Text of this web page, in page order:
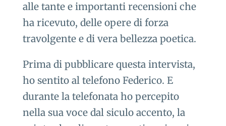
alle tante e importanti recensioni che
ha ricevuto, delle opere di forza
travolgente e di vera bellezza poetica.
Prima di pubblicare questa intervista,
ho sentito al telefono Federico. E
durante la telefonata ho percepito
nella sua voce dal siculo accento, la